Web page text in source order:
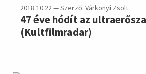
2018.10.22 — Szerző: Várkonyi Zsolt
47 éve hódít az
(Kultfilmradar)